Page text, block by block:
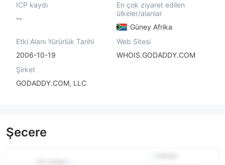
ICP kaydı
--
En çok ziyaret edilen
ülkeler/alanlar
Güney Afrika
Etki Alanı Yürürlük Tarihi
2006-10-19
Web Sitesi
WHOIS.GODADDY.COM
Şirket
GODADDY.COM, LLC
Şecere